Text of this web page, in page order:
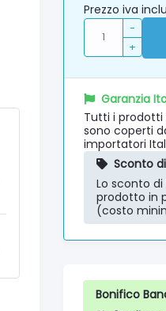
Prezzo iva
-
+
Garanzia
Tutti i prodotti
sono coperti
importatori
Sconto
Lo sconto
prodotto in
(costo
Bonifico